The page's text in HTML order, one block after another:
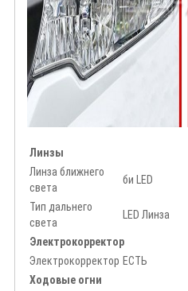
Линзы
Линза ближнего
света
би LED
Тип дальнего
света
LED Линза
Электрокорректор
Электрокорректор ЕСТЬ
Ходовые огни